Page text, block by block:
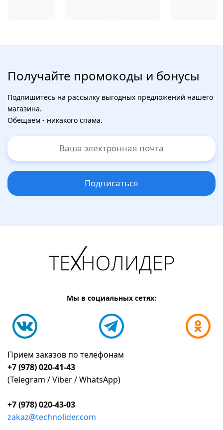
Получайте промокоды и бонусы
Подпишитесь на рассылку выгодных предложений нашего
магазина.
Обещаем - никакого спама.
Подписаться
Мы в социальных сетях:
Прием заказов по телефонам
+7 (978) 020-41-43
(Telegram / Viber / WhatsApp)
+7 (978) 020-43-03
zakaz@technolider.com